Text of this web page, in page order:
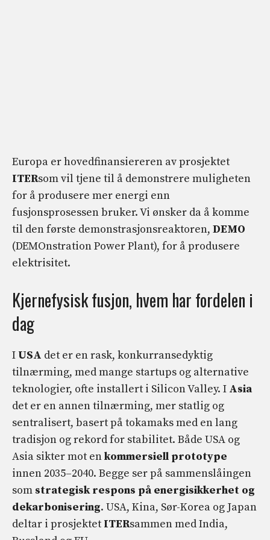
Europa er hovedfinansiereren av prosjektet
ITERsom vil tjene til å demonstrere muligheten
for å produsere mer energi enn
fusjonsprosessen bruker. Vi ønsker da å komme
til den første demonstrasjonsreaktoren, DEMO
(DEMOnstration Power Plant), for å produsere
elektrisitet.
Kjernefysisk fusjon, hvem har fordelen i
dag
I USA det er en rask, konkurransedyktig
tilnærming, med mange startups og alternative
teknologier, ofte installert i Silicon Valley. I Asia
det er en annen tilnærming, mer statlig og
sentralisert, basert på tokamaks med en lang
tradisjon og rekord for stabilitet. Både USA og
Asia sikter mot enkommersiell prototype
innen 2035–2040. Begge ser på sammenslåingen
som strategisk respons på energisikkerhet og
dekarbonisering. USA, Kina, Sør-Korea og Japan
deltar i prosjektet ITERsammen med India,